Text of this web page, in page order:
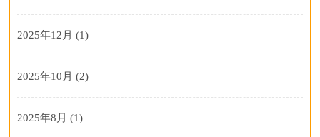
2025年12月 (1)
2025年10月 (2)
2025年8月 (1)